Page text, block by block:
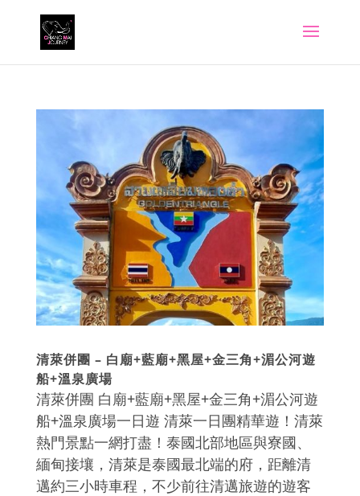
清萊併團 – 白廟+藍廟+黑屋+金三角+湄公河遊
船+溫泉廣場
清萊併團 白廟+藍廟+黑屋+金三角+湄公河遊
船+溫泉廣場一日遊 清萊一日團精華遊！清萊
熱門景點一網打盡！泰國北部地區與寮國、
緬甸接壤，清萊是泰國最北端的府，距離清
邁約三小時車程，不少前往清邁旅遊的遊客